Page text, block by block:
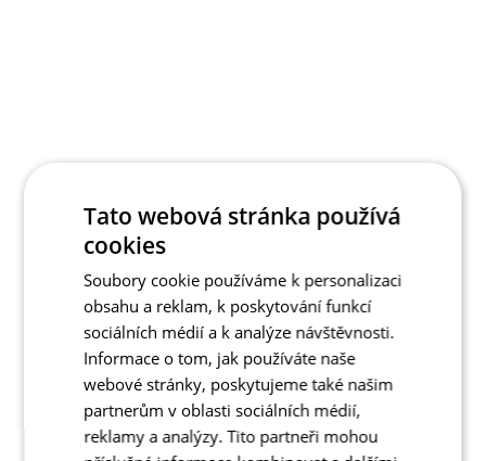
Tato webová stránka používá
cookies
Soubory cookie používáme k personalizaci
obsahu a reklam, k poskytování funkcí
sociálních médií a k analýze návštěvnosti.
Informace o tom, jak používáte naše
webové stránky, poskytujeme také našim
partnerům v oblasti sociálních médií,
reklamy a analýzy. Tito partneři mohou